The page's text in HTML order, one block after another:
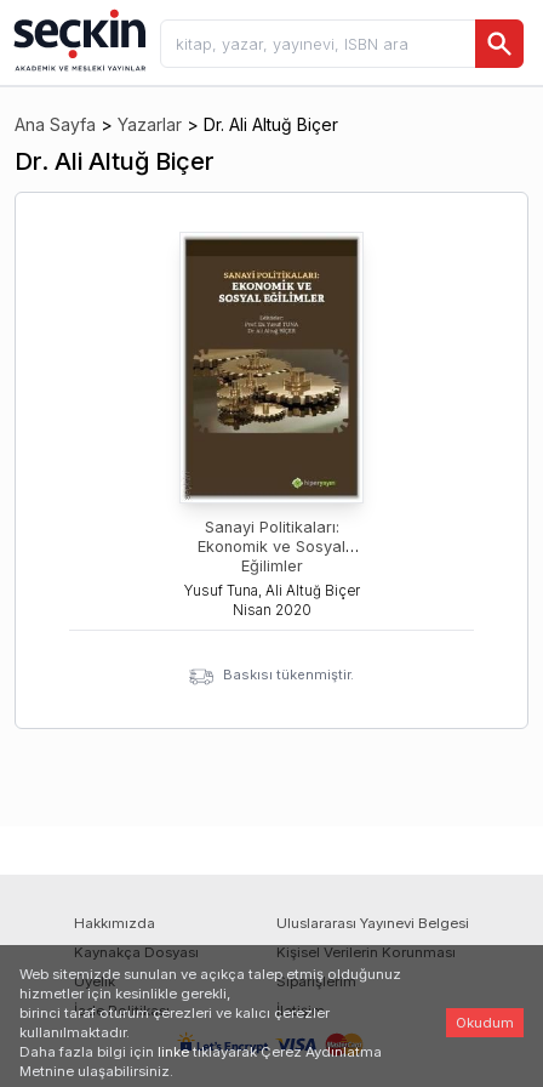
Ana Sayfa > Yazarlar > Dr. Ali Altuğ Biçer
Dr. Ali Altuğ Biçer
Sanayi Politikaları:
Ekonomik ve Sosyal
Eğilimler
Yusuf Tuna, Ali Altuğ Biçer
Nisan 2020
Baskısı tükenmiştir.
Hakkımızda
Uluslararası Yayınevi Belgesi
Kaynakça Dosyası
Kişisel Verilerin Korunması
Üyelik
Siparişlerim
İade Politikası
İletişim
Web sitemizde sunulan ve açıkça talep etmiş olduğunuz
hizmetler için kesinlikle gerekli,
birinci taraf oturum çerezleri ve kalıcı çerezler
kullanılmaktadır.
Daha fazla bilgi için linke tıklayarak Çerez Aydınlatma
Metnine ulaşabilirsiniz.
Okudum